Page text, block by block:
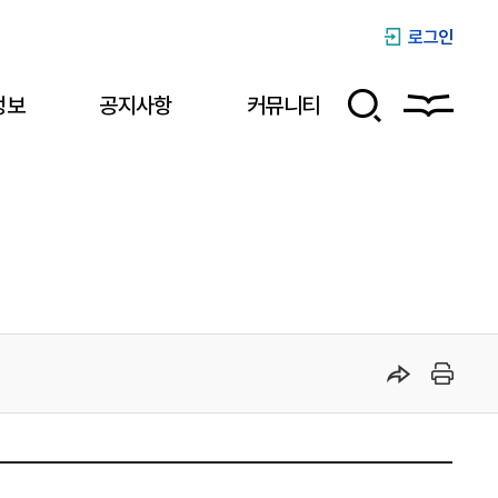
로그인
보 공지사항 커뮤니티